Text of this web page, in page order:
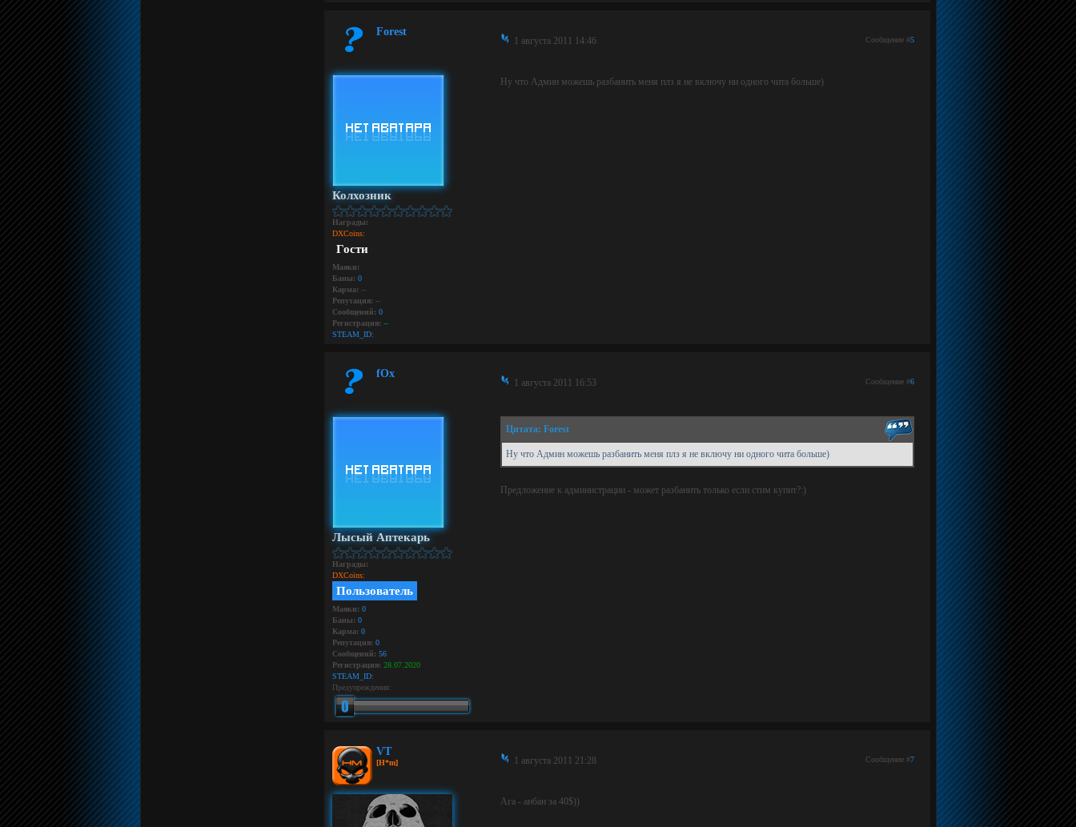
Forest
1 августа 2011 14:46 Сообщение #5
Колхозник
Награды:
DXCoins:
Гости
Маяки:
Баны: 0
Карма: --
Репутация: --
Сообщений: 0
Регистрация: --
STEAM_ID:
Ну что Админ можешь разбанить меня плз я не включу ни одного чита больше)
fOx
1 августа 2011 16:53 Сообщение #6
Лысый Аптекарь
Награды:
DXCoins:
Пользователь
Маяки: 0
Баны: 0
Карма: 0
Репутация: 0
Сообщений: 56
Регистрация: 28.07.2020
STEAM_ID:
Предупреждения:
Цитата: Forest
Ну что Админ можешь разбанить меня плз я не включу ни одного чита больше)
Предложение к администрации - может разбанить только если стим купит?:)
VT
[H*m] 1 августа 2011 21:28 Сообщение #7
Ага - анбан за 40$))